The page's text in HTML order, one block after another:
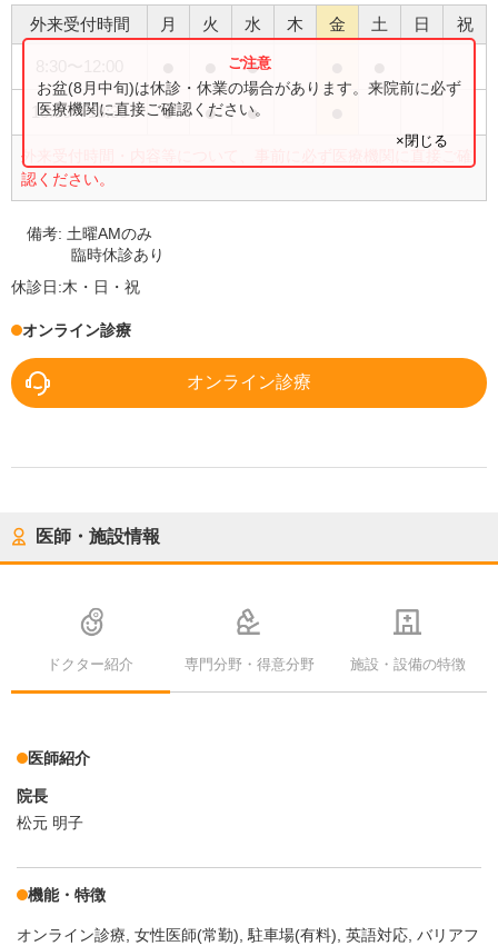
外来受付時間 月 火 水 木 金 土 日 祝
●
15:00〜18:30 ● ● ●
外来受付時間・内容等について、事前に必ず医療機関に直接ご確
認ください。
お盆(8月中旬)は休診・休業の場合があります。来院前に必ず
医療機関に直接ご確認ください。
×閉じる
備考: 土曜AMのみ
臨時休診あり
休診日:木・日・祝
オンライン診療
オンライン診療
医師・施設情報
ドクター紹介 専門分野・得意分野 施設・設備の特徴
医師紹介
院長
松元 明子
機能・特徴
オンライン診療 女性医師(常勤) 駐車場(有料) 英語対応 バリアフ